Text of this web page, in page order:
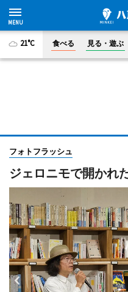
21°C 食べる 見る・遊ぶ
フォトフラッシュ
ジェロニモで開かれ